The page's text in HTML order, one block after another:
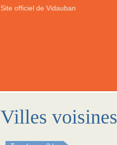
Site officiel de Vidauban
Villes voisines